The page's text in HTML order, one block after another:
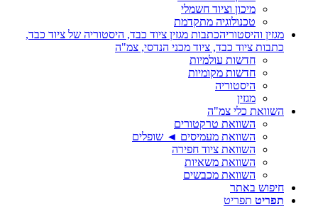
מיכון וציוד חשמלי
טכנולוגיה מתקדמת
מגזין והיסטוריהכתבות מגזין ציוד כבד, היסטוריה של ציוד כבד,
כתבות ציוד כבד, ציוד מכני הנדסי, צמ"ה
חדשות עולמיות
חדשות מקומיות
היסטוריה
מגזין
השוואת כלי צמ"ה
השוואת טרקטורים
השוואת מעמיסים ◄ שופלים
השוואת ציוד חפירה
השוואת משאיות
השוואת מכבשים
חיפוש באתר
תפריט תפריט